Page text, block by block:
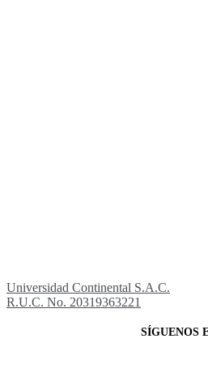
Universidad Continental S.A.C.
R.U.C. No. 20319363221
SÍGUENOS